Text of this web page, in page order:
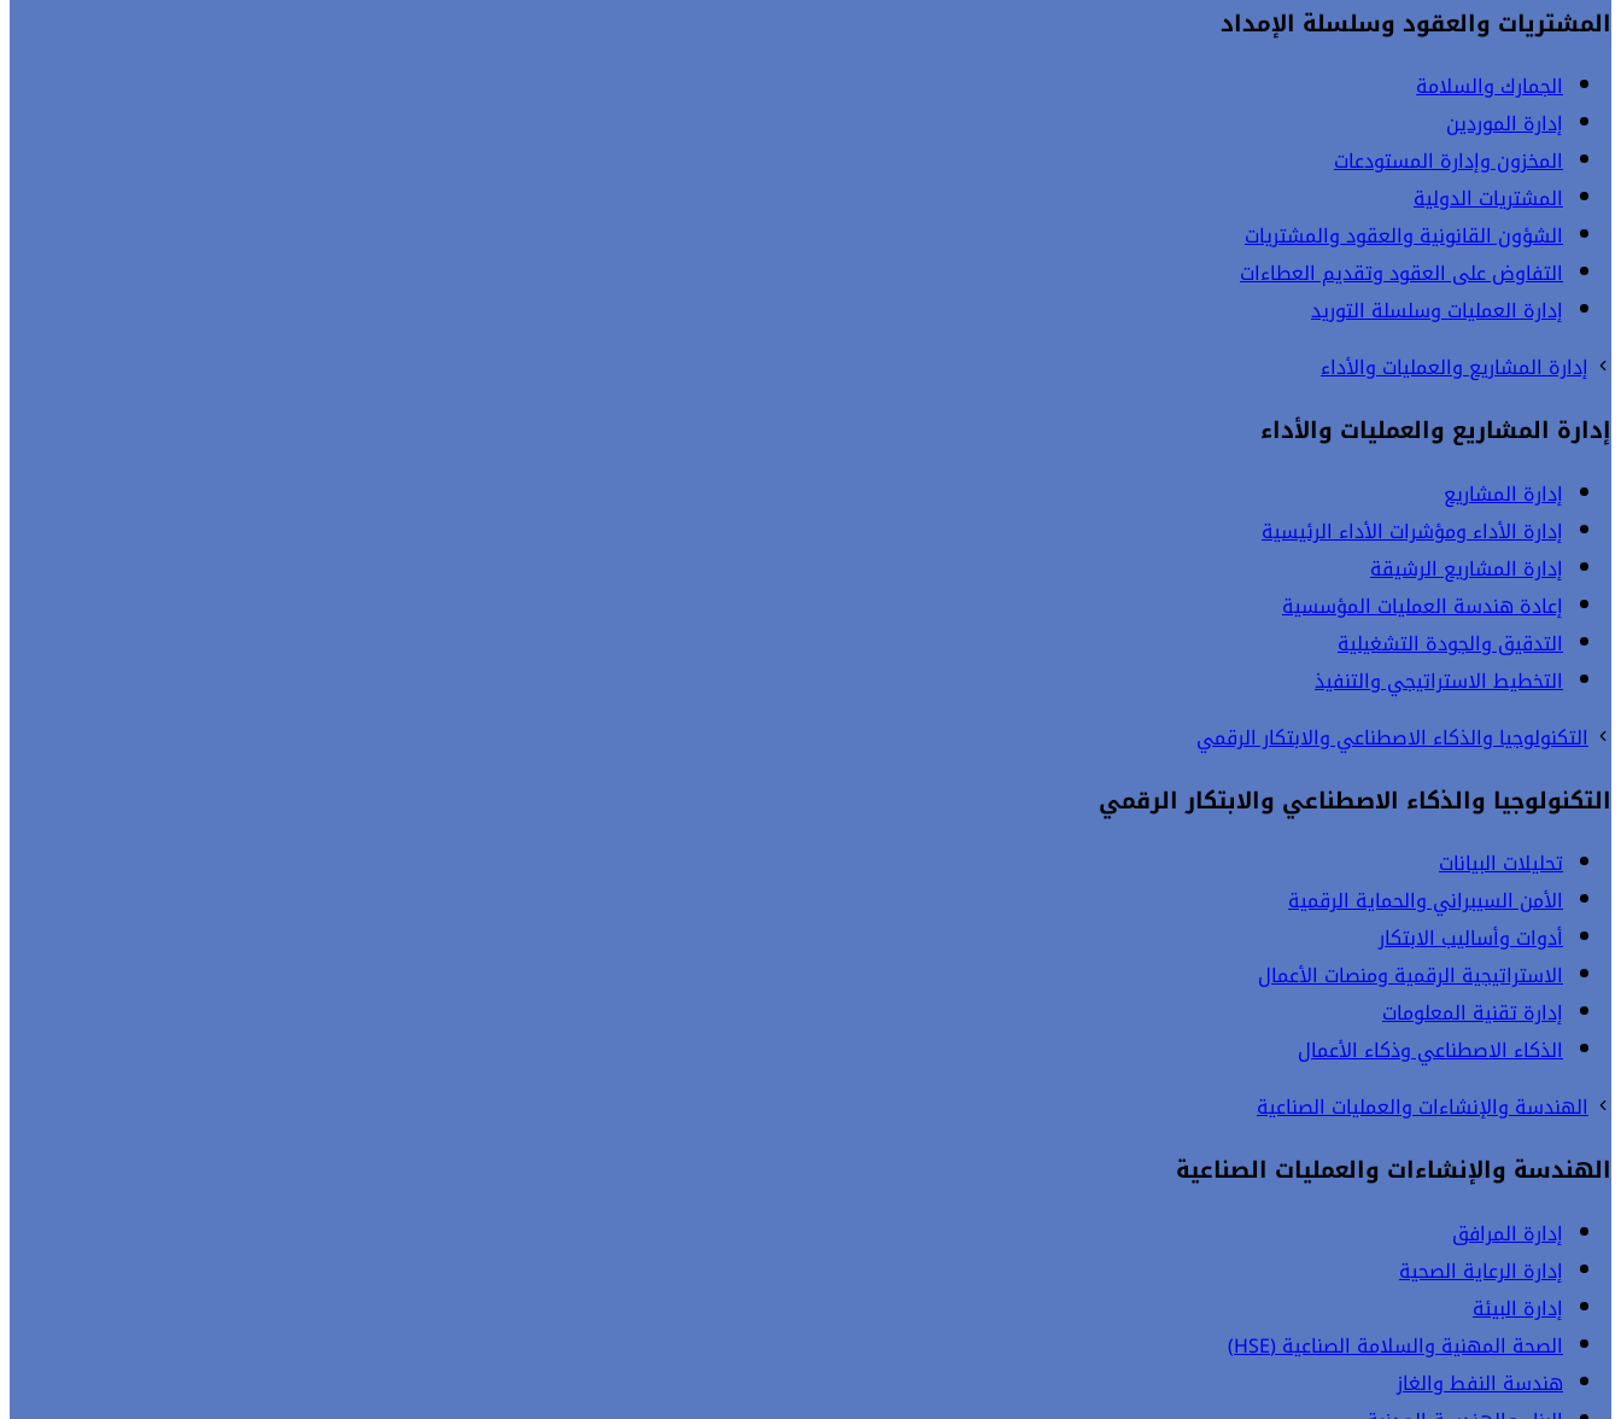
المشتريات والعقود وسلسلة الإمداد
الجمارك والسلامة
إدارة الموردين
المخزون وإدارة المستودعات
المشتريات الدولية
الشؤون القانونية والعقود والمشتريات
التفاوض على العقود وتقديم العطاءات
إدارة العمليات وسلسلة التوريد
إدارة المشاريع والعمليات والأداء
إدارة المشاريع والعمليات والأداء
إدارة المشاريع
إدارة الأداء ومؤشرات الأداء الرئيسية
إدارة المشاريع الرشيقة
إعادة هندسة العمليات المؤسسية
التدقيق والجودة التشغيلية
التخطيط الاستراتيجي والتنفيذ
التكنولوجيا والذكاء الاصطناعي والابتكار الرقمي
التكنولوجيا والذكاء الاصطناعي والابتكار الرقمي
تحليلات البيانات
الأمن السيبراني والحماية الرقمية
أدوات وأساليب الابتكار
الاستراتيجية الرقمية ومنصات الأعمال
إدارة تقنية المعلومات
الذكاء الاصطناعي وذكاء الأعمال
الهندسة والإنشاءات والعمليات الصناعية
الهندسة والإنشاءات والعمليات الصناعية
إدارة المرافق
إدارة الرعاية الصحية
إدارة البيئة
الصحة المهنية والسلامة الصناعية (HSE)
هندسة النفط والغاز